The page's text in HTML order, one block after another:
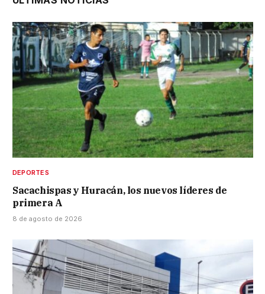
DEPORTES
Sacachispas y Huracán, los nuevos líderes de
primera A
8 de agosto de 2026